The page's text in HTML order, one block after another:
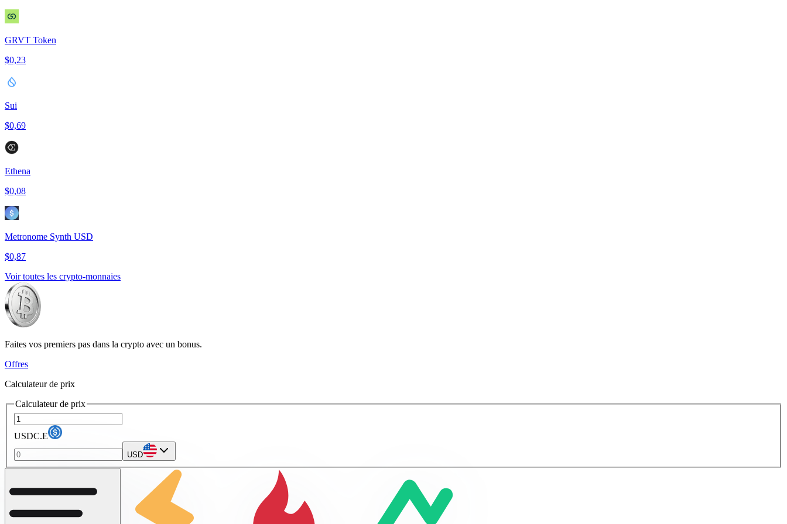
GRVT Token
$0,23
Sui
$0,69
Ethena
$0,08
Metronome Synth USD
$0,87
Voir toutes les crypto-monnaies
Faites vos premiers pas dans la crypto avec un bonus.
Offres
Calculateur de prix
Calculateur de prix
USDC.E
USD